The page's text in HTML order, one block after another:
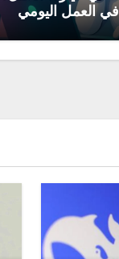
العمل اليومي